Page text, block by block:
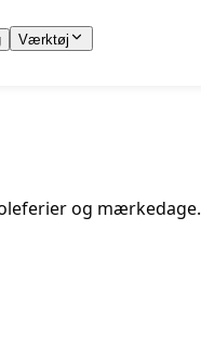
Værktøj
og mærkedage.